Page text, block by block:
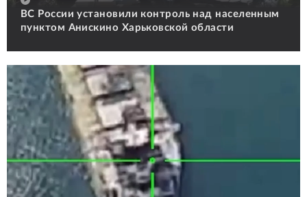
ВС России установили контроль над населенным
пунктом Анискино Харьковской области